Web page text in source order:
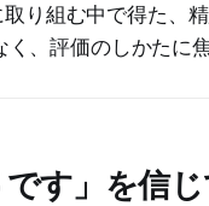
り組む中で得た、
、評価のしかたに
す」を信